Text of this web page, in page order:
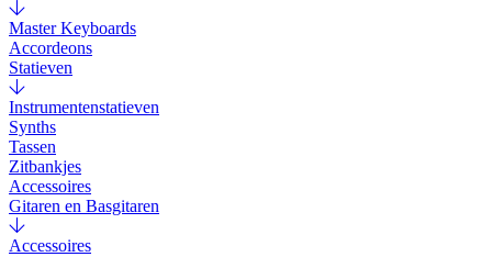
Master Keyboards
Accordeons
Statieven
Instrumentenstatieven
Synths
Tassen
Zitbankjes
Accessoires
Gitaren en Basgitaren
Accessoires